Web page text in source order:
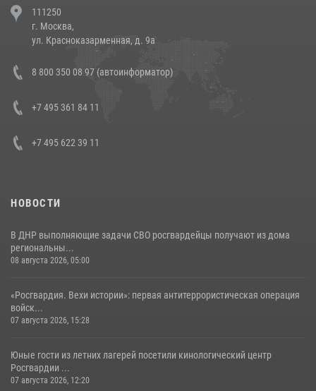
напавших на бригаду скорой помощи (видео)
14 июля 2026, 12:20
В Росгвардии прошла военно-научная конференция по обобщению
боевого опыта
111250
г. Москва,
ул. Красноказарменная, д. 9а
8 800 350 08 97 (автоинформатор)
+7 495 361 84 11
+7 495 622 39 11
НОВОСТИ
В ДНР выполняющие задачи СВО росгвардейцы получают из дома
региональны...
08 августа 2026, 05:00
«Росгвардия. Вехи истории»: первая антитеррористическая операция
войск...
07 августа 2026, 15:28
Юные гости из летних лагерей посетили кинологический центр
Росгвардии ...
07 августа 2026, 12:20